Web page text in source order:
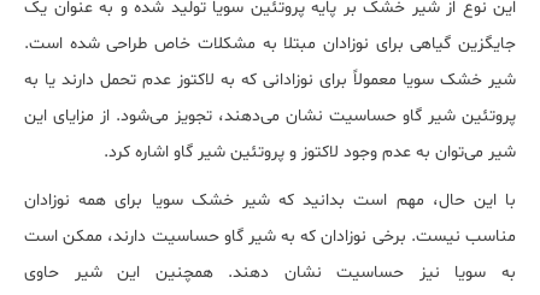
این نوع از شیر خشک بر پایه پروتئین سویا تولید شده و به عنوان یک
جایگزین گیاهی برای نوزادان مبتلا به مشکلات خاص طراحی شده است.
شیر خشک سویا معمولاً برای نوزادانی که به لاکتوز عدم تحمل دارند یا به
پروتئین شیر گاو حساسیت نشان می‌دهند، تجویز می‌شود. از مزایای این
شیر می‌توان به عدم وجود لاکتوز و پروتئین شیر گاو اشاره کرد.
با این حال، مهم است بدانید که شیر خشک سویا برای همه نوزادان
مناسب نیست. برخی نوزادان که به شیر گاو حساسیت دارند، ممکن است
به سویا نیز حساسیت نشان دهند. همچنین این شیر حاوی